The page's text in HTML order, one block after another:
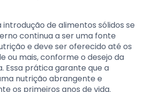
introdução de alimentos sólidos se
continua a ser uma fonte
e deve ser oferecido até os
ou mais, conforme o desejo da
Essa prática garante que a
nutrição abrangente e
os primeiros anos de vida.